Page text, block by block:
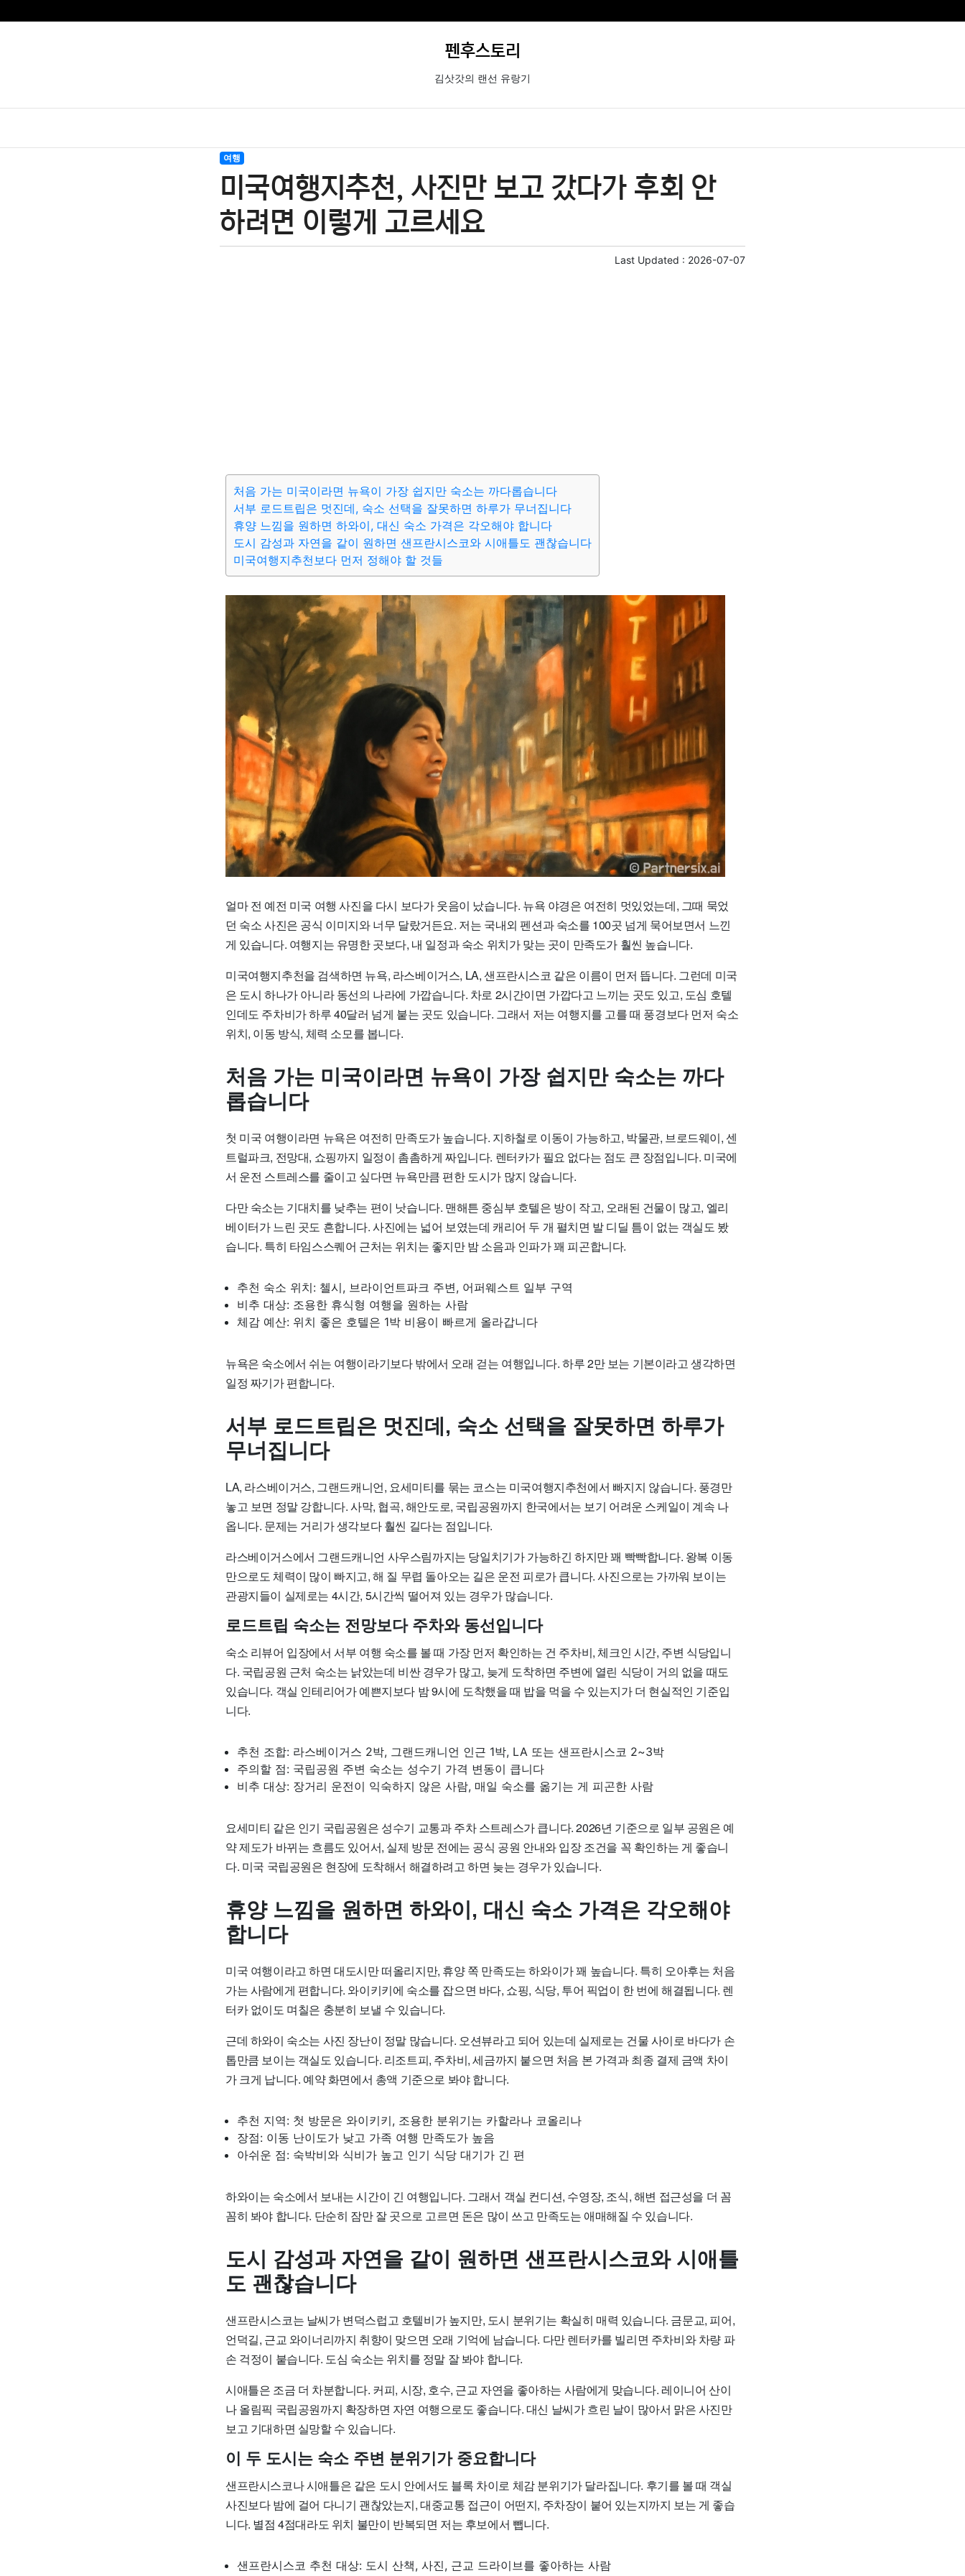
펜후스토리
김삿갓의 랜선 유랑기
여행
미국여행지추천, 사진만 보고 갔다가 후회 안
하려면 이렇게 고르세요
Last Updated : 2026-07-07
처음 가는 미국이라면 뉴욕이 가장 쉽지만 숙소는 까다롭습니다
서부 로드트립은 멋진데, 숙소 선택을 잘못하면 하루가 무너집니다
휴양 느낌을 원하면 하와이, 대신 숙소 가격은 각오해야 합니다
도시 감성과 자연을 같이 원하면 샌프란시스코와 시애틀도 괜찮습니다
미국여행지추천보다 먼저 정해야 할 것들
얼마 전 예전 미국 여행 사진을 다시 보다가 웃음이 났습니다. 뉴욕 야경은 여전히 멋있었는데, 그때 묵었
던 숙소 사진은 공식 이미지와 너무 달랐거든요. 저는 국내외 펜션과 숙소를 100곳 넘게 묵어보면서 느낀
게 있습니다. 여행지는 유명한 곳보다, 내 일정과 숙소 위치가 맞는 곳이 만족도가 훨씬 높습니다.
미국여행지추천을 검색하면 뉴욕, 라스베이거스, LA, 샌프란시스코 같은 이름이 먼저 뜹니다. 그런데 미국
은 도시 하나가 아니라 동선의 나라에 가깝습니다. 차로 2시간이면 가깝다고 느끼는 곳도 있고, 도심 호텔
인데도 주차비가 하루 40달러 넘게 붙는 곳도 있습니다. 그래서 저는 여행지를 고를 때 풍경보다 먼저 숙소
위치, 이동 방식, 체력 소모를 봅니다.
처음 가는 미국이라면 뉴욕이 가장 쉽지만 숙소는 까다
롭습니다
첫 미국 여행이라면 뉴욕은 여전히 만족도가 높습니다. 지하철로 이동이 가능하고, 박물관, 브로드웨이, 센
트럴파크, 전망대, 쇼핑까지 일정이 촘촘하게 짜입니다. 렌터카가 필요 없다는 점도 큰 장점입니다. 미국에
서 운전 스트레스를 줄이고 싶다면 뉴욕만큼 편한 도시가 많지 않습니다.
다만 숙소는 기대치를 낮추는 편이 낫습니다. 맨해튼 중심부 호텔은 방이 작고, 오래된 건물이 많고, 엘리
베이터가 느린 곳도 흔합니다. 사진에는 넓어 보였는데 캐리어 두 개 펼치면 발 디딜 틈이 없는 객실도 봤
습니다. 특히 타임스스퀘어 근처는 위치는 좋지만 밤 소음과 인파가 꽤 피곤합니다.
추천 숙소 위치: 첼시, 브라이언트파크 주변, 어퍼웨스트 일부 구역
비추 대상: 조용한 휴식형 여행을 원하는 사람
체감 예산: 위치 좋은 호텔은 1박 비용이 빠르게 올라갑니다
뉴욕은 숙소에서 쉬는 여행이라기보다 밖에서 오래 걷는 여행입니다. 하루 2만 보는 기본이라고 생각하면
일정 짜기가 편합니다.
서부 로드트립은 멋진데, 숙소 선택을 잘못하면 하루가
무너집니다
LA, 라스베이거스, 그랜드캐니언, 요세미티를 묶는 코스는 미국여행지추천에서 빠지지 않습니다. 풍경만
놓고 보면 정말 강합니다. 사막, 협곡, 해안도로, 국립공원까지 한국에서는 보기 어려운 스케일이 계속 나
옵니다. 문제는 거리가 생각보다 훨씬 길다는 점입니다.
라스베이거스에서 그랜드캐니언 사우스림까지는 당일치기가 가능하긴 하지만 꽤 빡빡합니다. 왕복 이동
만으로도 체력이 많이 빠지고, 해 질 무렵 돌아오는 길은 운전 피로가 큽니다. 사진으로는 가까워 보이는
관광지들이 실제로는 4시간, 5시간씩 떨어져 있는 경우가 많습니다.
로드트립 숙소는 전망보다 주차와 동선입니다
숙소 리뷰어 입장에서 서부 여행 숙소를 볼 때 가장 먼저 확인하는 건 주차비, 체크인 시간, 주변 식당입니
다. 국립공원 근처 숙소는 낡았는데 비싼 경우가 많고, 늦게 도착하면 주변에 열린 식당이 거의 없을 때도
있습니다. 객실 인테리어가 예쁜지보다 밤 9시에 도착했을 때 밥을 먹을 수 있는지가 더 현실적인 기준입
니다.
추천 조합: 라스베이거스 2박, 그랜드캐니언 인근 1박, LA 또는 샌프란시스코 2~3박
주의할 점: 국립공원 주변 숙소는 성수기 가격 변동이 큽니다
비추 대상: 장거리 운전이 익숙하지 않은 사람, 매일 숙소를 옮기는 게 피곤한 사람
요세미티 같은 인기 국립공원은 성수기 교통과 주차 스트레스가 큽니다. 2026년 기준으로 일부 공원은 예
약 제도가 바뀌는 흐름도 있어서, 실제 방문 전에는 공식 공원 안내와 입장 조건을 꼭 확인하는 게 좋습니
다. 미국 국립공원은 현장에 도착해서 해결하려고 하면 늦는 경우가 있습니다.
휴양 느낌을 원하면 하와이, 대신 숙소 가격은 각오해야
합니다
미국 여행이라고 하면 대도시만 떠올리지만, 휴양 쪽 만족도는 하와이가 꽤 높습니다. 특히 오아후는 처음
가는 사람에게 편합니다. 와이키키에 숙소를 잡으면 바다, 쇼핑, 식당, 투어 픽업이 한 번에 해결됩니다. 렌
터카 없이도 며칠은 충분히 보낼 수 있습니다.
근데 하와이 숙소는 사진 장난이 정말 많습니다. 오션뷰라고 되어 있는데 실제로는 건물 사이로 바다가 손
톱만큼 보이는 객실도 있습니다. 리조트피, 주차비, 세금까지 붙으면 처음 본 가격과 최종 결제 금액 차이
가 크게 납니다. 예약 화면에서 총액 기준으로 봐야 합니다.
추천 지역: 첫 방문은 와이키키, 조용한 분위기는 카할라나 코올리나
장점: 이동 난이도가 낮고 가족 여행 만족도가 높음
아쉬운 점: 숙박비와 식비가 높고 인기 식당 대기가 긴 편
하와이는 숙소에서 보내는 시간이 긴 여행입니다. 그래서 객실 컨디션, 수영장, 조식, 해변 접근성을 더 꼼
꼼히 봐야 합니다. 단순히 잠만 잘 곳으로 고르면 돈은 많이 쓰고 만족도는 애매해질 수 있습니다.
도시 감성과 자연을 같이 원하면 샌프란시스코와 시애틀
도 괜찮습니다
샌프란시스코는 날씨가 변덕스럽고 호텔비가 높지만, 도시 분위기는 확실히 매력 있습니다. 금문교, 피어,
언덕길, 근교 와이너리까지 취향이 맞으면 오래 기억에 남습니다. 다만 렌터카를 빌리면 주차비와 차량 파
손 걱정이 붙습니다. 도심 숙소는 위치를 정말 잘 봐야 합니다.
시애틀은 조금 더 차분합니다. 커피, 시장, 호수, 근교 자연을 좋아하는 사람에게 맞습니다. 레이니어 산이
나 올림픽 국립공원까지 확장하면 자연 여행으로도 좋습니다. 대신 날씨가 흐린 날이 많아서 맑은 사진만
보고 기대하면 실망할 수 있습니다.
이 두 도시는 숙소 주변 분위기가 중요합니다
샌프란시스코나 시애틀은 같은 도시 안에서도 블록 차이로 체감 분위기가 달라집니다. 후기를 볼 때 객실
사진보다 밤에 걸어 다니기 괜찮았는지, 대중교통 접근이 어떤지, 주차장이 붙어 있는지까지 보는 게 좋습
니다. 별점 4점대라도 위치 불만이 반복되면 저는 후보에서 뺍니다.
샌프란시스코 추천 대상: 도시 산책, 사진, 근교 드라이브를 좋아하는 사람